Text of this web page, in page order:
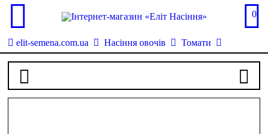
0
elit-semena.com.ua Насіння овочів Томати